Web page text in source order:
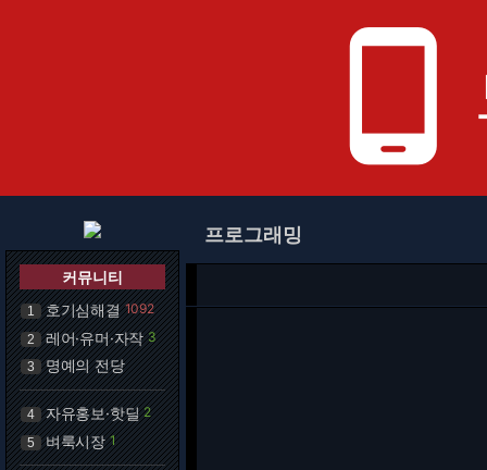
phone_android
커뮤니티
1 호기심해결 1092
2 레어·유머·자작 3
3 명예의 전당
4 자유홍보·핫딜 2
5 벼룩시장 1
프로그래밍